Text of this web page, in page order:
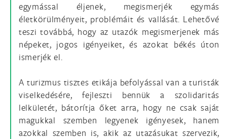
egymással éljenek, megismerjék egymás
életkörülményeit, problémáit és vallását. Lehetővé
teszi továbbá, hogy az utazók megismerjenek más
népeket, jogos igényeiket, és azokat békés úton
ismerjék el.
A turizmus tisztes etikája befolyással van a turisták
viselkedésére, fejleszti bennük a szolidaritás
lelkületét, bátorítja őket arra, hogy ne csak saját
magukkal szemben legyenek igényesek, hanem
azokkal szemben is, akik az utazásukat szervezik,